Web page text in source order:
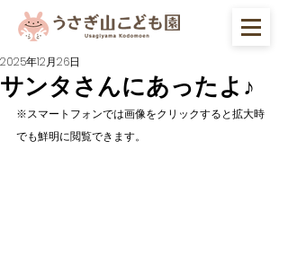
サンタさんにあったよ♪
2025年12月26日
※スマートフォンでは画像をクリックすると拡大時
でも鮮明に閲覧できます。